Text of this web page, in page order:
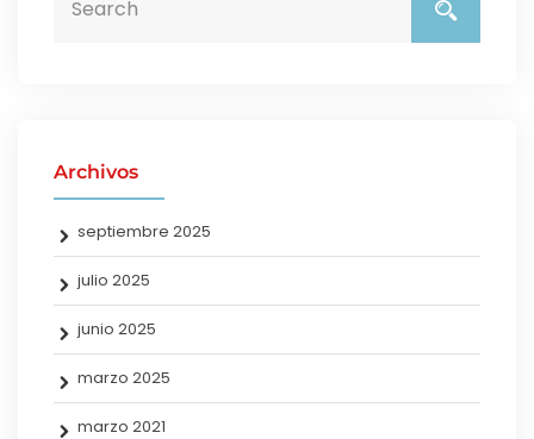
Archivos
septiembre 2025
julio 2025
junio 2025
marzo 2025
marzo 2021